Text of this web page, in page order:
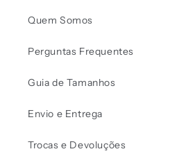
Quem Somos
Perguntas Frequentes
Guia de Tamanhos
Envio e Entrega
Trocas e Devoluções